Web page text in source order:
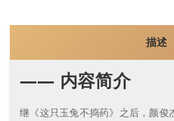
描述
—— 内容简介
继《这只玉兔不捣药》之后，颜俊